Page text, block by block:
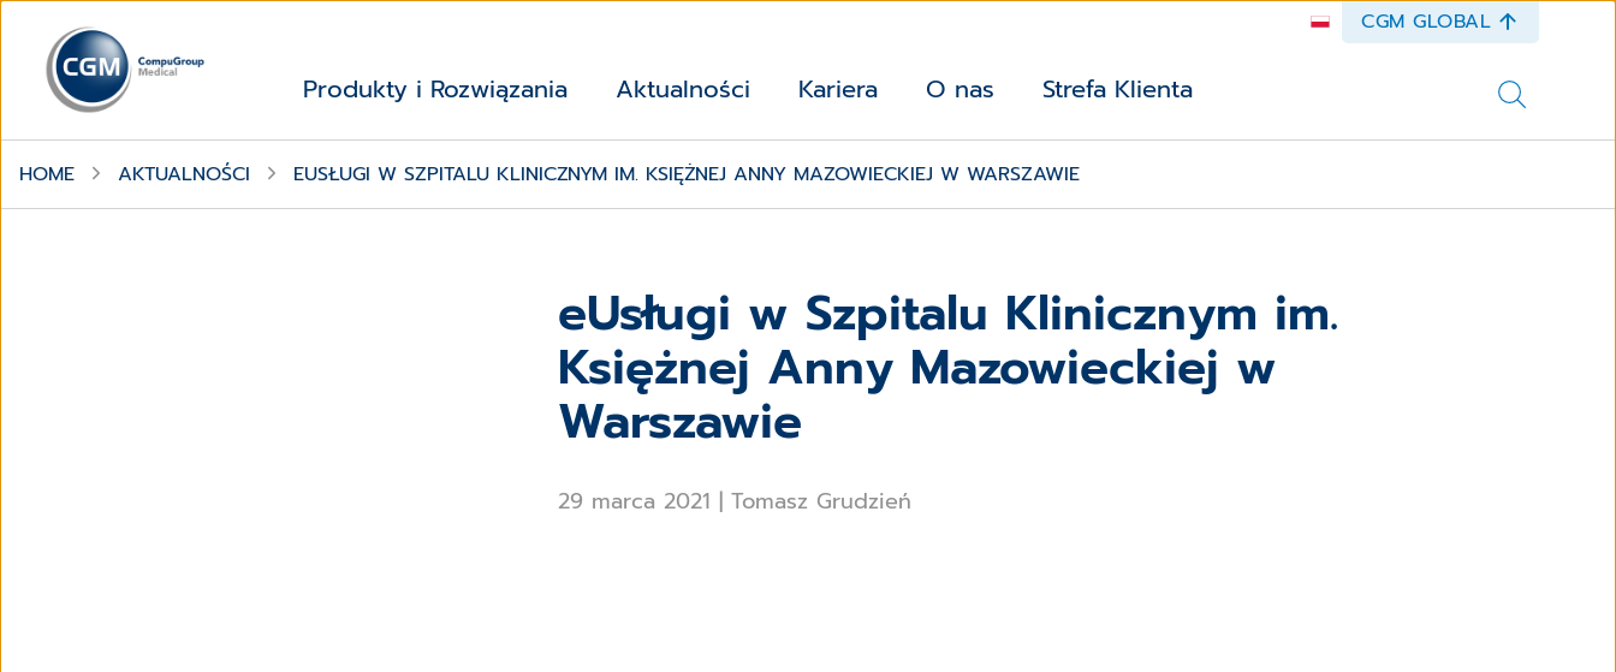
CGM GLOBAL
Produkty i Rozwiązania Aktualności Kariera O nas Strefa Klienta
HOME AKTUALNOŚCI EUSŁUGI W SZPITALU KLINICZNYM IM. KSIĘŻNEJ ANNY MAZOWIECKIEJ W WARSZAWIE
eUsługi w Szpitalu Klinicznym im.
Księżnej Anny Mazowieckiej w
Warszawie
29 marca 2021 | Tomasz Grudzień